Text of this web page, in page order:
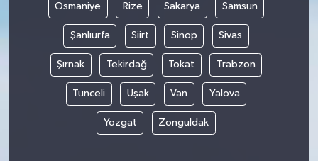
Osmaniye Rize Sakarya Samsun
Şanlıurfa Siirt Sinop Sivas
Şırnak Tekirdağ Tokat Trabzon
Tunceli Uşak Van Yalova
Yozgat Zonguldak